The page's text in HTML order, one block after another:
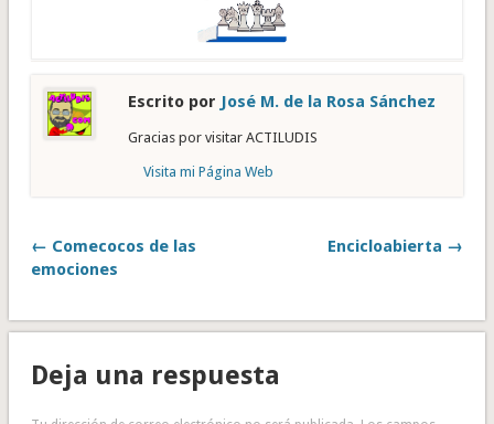
Escrito por José M. de la Rosa Sánchez
Gracias por visitar ACTILUDIS
Visita mi Página Web
← Comecocos de las
emociones
Encicloabierta →
Deja una respuesta